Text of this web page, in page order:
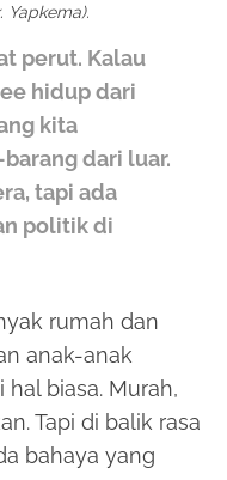
Yapkema).
perut. Kalau
hidup dari
kita
dari luar.
tapi ada
politik di
rumah dan
anak-anak
biasa. Murah,
Tapi di balik rasa
bahaya yang